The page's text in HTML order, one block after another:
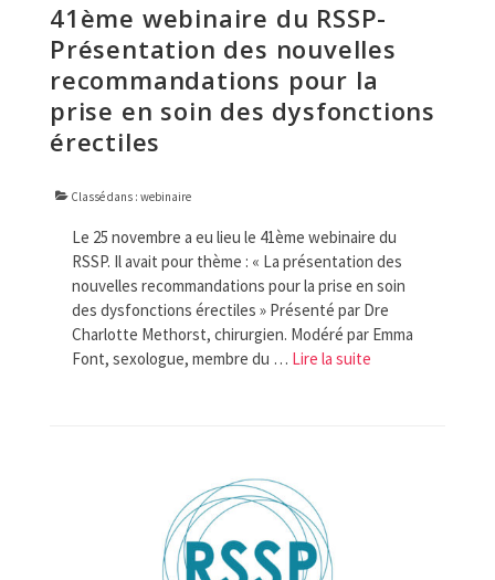
41ème webinaire du RSSP-
Présentation des nouvelles
recommandations pour la
prise en soin des dysfonctions
érectiles
Classé dans : webinaire
Le 25 novembre a eu lieu le 41ème webinaire du
RSSP. Il avait pour thème : « La présentation des
nouvelles recommandations pour la prise en soin
des dysfonctions érectiles » Présenté par Dre
Charlotte Methorst, chirurgien. Modéré par Emma
Font, sexologue, membre du … Lire la suite­­